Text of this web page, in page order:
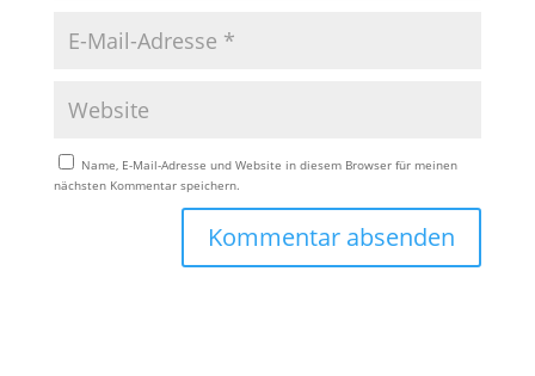
Name, E-Mail-Adresse und Website in diesem Browser für meinen
nächsten Kommentar speichern.